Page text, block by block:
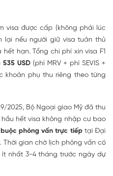
visa được cấp (không phải lúc
lại nếu người giữ visa tuân thủ
hạn. Tổng chi phí xin visa F1
535 USD(phí MRV + phí SEVIS +
khoản phụ thu riêng theo từng
2025, Bộ Ngoại giao Mỹ đã thu
hết visa không nhập cư bao
phỏng vấn trực tiếptại Đại
Thời gian chờ lịch phỏng vấn có
nhất 3-4 tháng trước ngày dự